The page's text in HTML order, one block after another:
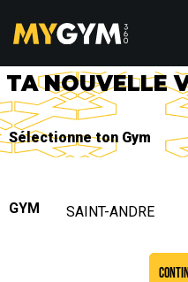
TA NOUVELLE
Sélectionne ton Gym
GYM SAINT-ANDRE